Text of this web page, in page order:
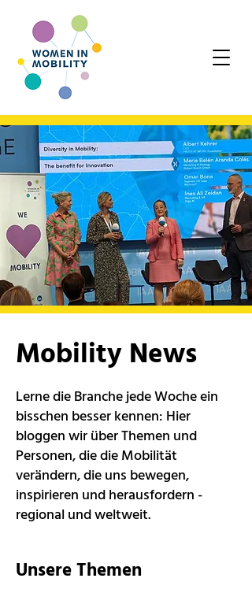
Mobility News
Lerne die Branche jede Woche ein
bisschen besser kennen: Hier
bloggen wir über Themen und
Personen, die die Mobilität
verändern, die uns bewegen,
inspirieren und herausfordern -
regional und weltweit.
Unsere Themen